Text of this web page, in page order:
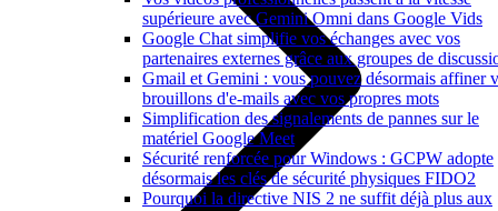
supérieure avec Gemini Omni dans Google Vids
Google Chat simplifie vos échanges avec vos
partenaires externes grâce aux groupes de
Gmail et Gemini : vous pouvez désormais affiner
brouillons d'e-mails avec vos propres mots
Simplification des signalements de pannes sur le
matériel Google Meet
Sécurité renforcée pour Windows : GCPW adopte
désormais les clés de sécurité physiques FIDO2
Pourquoi la directive NIS 2 ne suffit déjà plus aux